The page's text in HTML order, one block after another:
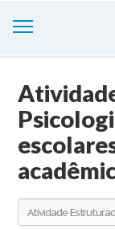
Cadastre-se
Entre
Blog
Contate-nos